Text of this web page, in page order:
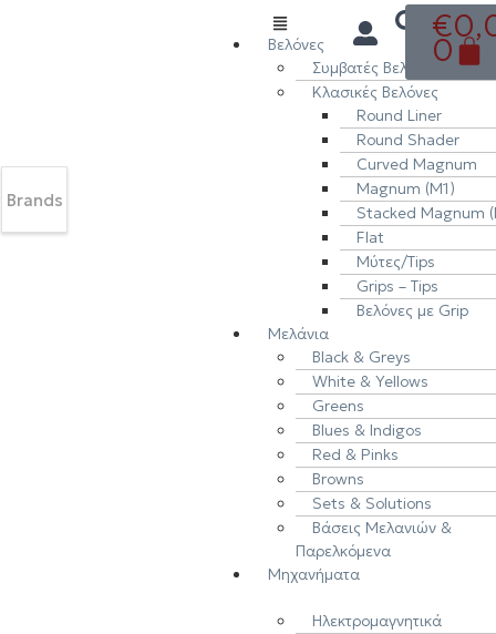
Βελόνες
Συμβατές Βελόνες
Κλασικές Βελόνες
Round Liner
Round Shader
Curved Magnum
Magnum (M1)
Stacked Magnum
Flat
Μύτες/Tips
Grips – Tips
Βελόνες με Grip
Μελάνια
Black & Greys
White & Yellows
Greens
Blues & Indigos
Red & Pinks
Browns
Sets & Solutions
Βάσεις Μελανιών &
Παρελκόμενα
Μηχανήματα
Ηλεκτρομαγνητικά
€
0
Brands